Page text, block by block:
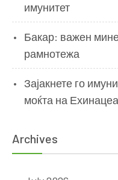
имунитет
Бакар: важен
рамнотежа
Зајакнете го
моќта на Ехинацеа
Archives